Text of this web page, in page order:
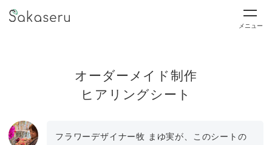
メニュー
オーダーメイド制作
ヒアリングシート
フラワーデザイナー牧 まゆ実が、このシートの